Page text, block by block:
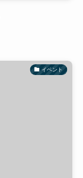
イベント